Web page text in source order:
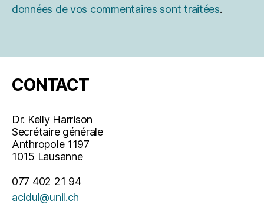
données de vos commentaires sont traitées.
CONTACT
Dr. Kelly Harrison
Secrétaire générale
Anthropole 1197
1015 Lausanne
077 402 21 94
acidul@unil.ch